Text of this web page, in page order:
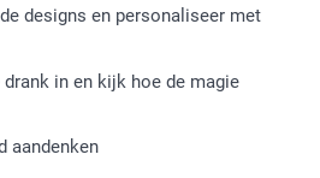
designs en personaliseer met
in en kijk hoe de magie
aandenken